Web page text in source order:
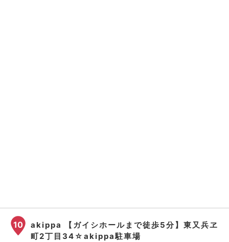
10
akippa 【ガイシホールまで徒歩5分】東又兵ヱ
町2丁目34☆akippa駐車場